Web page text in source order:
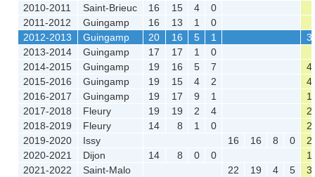
2010-2011
Saint-Brieuc 16 15 4
0
2011-2012
Guingamp 16 13 1
0
2012-2013
Guingamp 20 16 5 1
3
2013-2014
Guingamp 17 17 1
0
2014-2015
Guingamp 19 16 5 7
4
2015-2016
Guingamp 19 15 4 2
4
2016-2017
Guingamp 19 17 9 1
1
2017-2018
Fleury 19 19 2 4
2
2018-2019
Fleury 14 8 1 0
2
2019-2020
Issy 16 16 8 0
2
2020-2021
Dijon 14 8 0 0
1
2021-2022
Saint-Malo 22 19 4 5
3